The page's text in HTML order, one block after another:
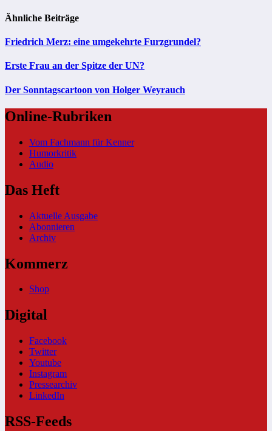
Ähnliche Beiträge
Friedrich Merz: eine umgekehrte Furzgrundel?
Erste Frau an der Spitze der UN?
Der Sonntagscartoon von Holger Weyrauch
Online-Rubriken
Vom Fachmann für Kenner
Humorkritik
Audio
Das Heft
Aktuelle Ausgabe
Abonnieren
Archiv
Kommerz
Shop
Digital
Facebook
Twitter
Youtube
Instagram
Pressearchiv
LinkedIn
RSS-Feeds